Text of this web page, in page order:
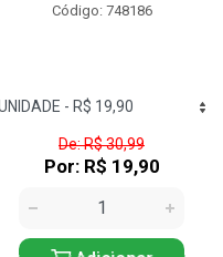
Código: 748186
De: R$ 30,99
Por: R$ 19,90